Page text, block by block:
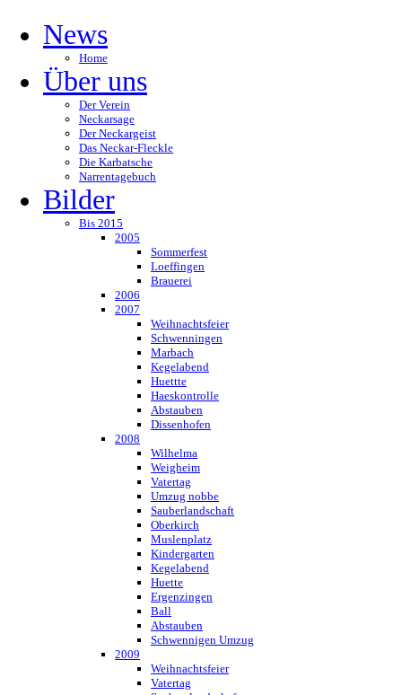
News
Home
Über uns
Der Verein
Neckarsage
Der Neckargeist
Das Neckar-Fleckle
Die Karbatsche
Narrentagebuch
Bilder
Bis 2015
2005
Sommerfest
Loeffingen
Brauerei
2006
2007
Weihnachtsfeier
Schwenningen
Marbach
Kegelabend
Huettte
Haeskontrolle
Abstauben
Dissenhofen
2008
Wilhelma
Weigheim
Vatertag
Umzug nobbe
Sauberlandschaft
Oberkirch
Muslenplatz
Kindergarten
Kegelabend
Huette
Ergenzingen
Ball
Abstauben
Schwennigen Umzug
2009
Weihnachtsfeier
Vatertag